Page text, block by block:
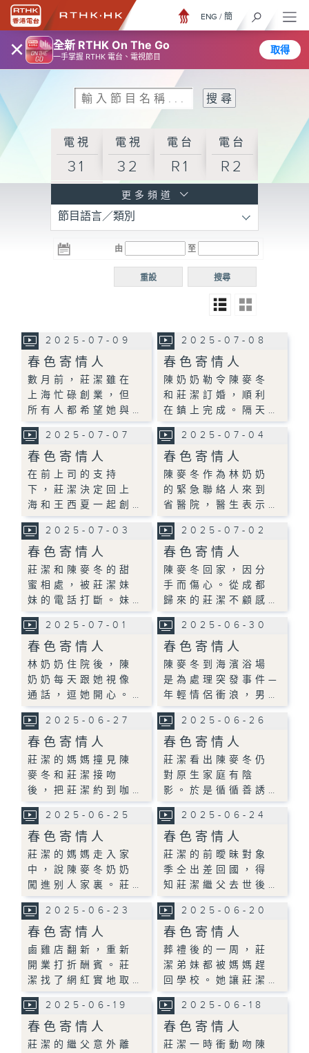
× 全新 RTHK On The Go
一手掌握 RTHK 電台、電視節目
取得
ENG / 簡
電視
31
電視
32
電台
R1
電台
R2
R3
電台 電台
R5
電台
普通
更多頻道
節目語言／類別
由 至
搜尋
重設
2025-07-09
春色寄情人
數月前，莊潔雖在
上海忙碌創業，但
所有人都希望她與…
2025-07-08
春色寄情人
陳奶奶勒令陳麥冬
和莊潔訂婚，順利
在鎮上完成。隔天…
2025-07-07
春色寄情人
在前上司的支持
下，莊潔決定回上
海和王西夏一起創…
2025-07-04
春色寄情人
陳麥冬作為林奶奶
的緊急聯絡人來到
省醫院，醫生表示…
2025-07-03
春色寄情人
莊潔和陳麥冬的甜
蜜相處，被莊潔妹
妹的電話打斷。妹…
2025-07-02
春色寄情人
陳麥冬回家，因分
手而傷心。從成都
歸來的莊潔不顧感…
2025-07-01
春色寄情人
林奶奶住院後，陳
奶奶每天跟她視像
通話，逗她開心。…
2025-06-30
春色寄情人
陳麥冬到海濱浴場
是為處理突發事件—
年輕情侶衝浪，男…
2025-06-27
春色寄情人
莊潔的媽媽撞見陳
麥冬和莊潔接吻
後，把莊潔約到咖…
2025-06-26
春色寄情人
莊潔看出陳麥冬仍
對原生家庭有陰
影。於是循循善誘…
2025-06-25
春色寄情人
莊潔的媽媽走入家
中，說陳麥冬奶奶
闖進别人家裏。莊…
2025-06-24
春色寄情人
莊潔的前曖昧對象
季仝出差回國，得
知莊潔繼父去世後…
2025-06-23
春色寄情人
鹵雞店翻新，重新
開業打折酬賓。莊
潔找了網紅實地取…
2025-06-20
春色寄情人
葬禮後的一周，莊
潔弟妹都被媽媽趕
回學校。她讓莊潔…
2025-06-19
春色寄情人
莊潔的繼父意外離
2025-06-18
春色寄情人
莊潔一時衝動吻陳